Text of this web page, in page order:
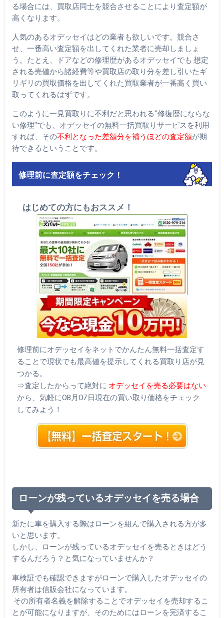
る場合には、買取店同士を競合させることにより査定額が
高くなります。
人気のあるオデッセイはどの業者も欲しいです。競合さ
せ、一番高い査定額を出してくれた業者に売却しましょ
う。たとえ、ドアなどの修理歴があるオデッセイでも 想定
される売値から諸経費等や買取店の取り分を差し引いたギ
リギリの買取価格を出してくれた買取業者が一番高く買い
取ってくれるはずです。
このように一見買取りに不利だと思われる“修復歴にならな
い修理”でも、オデッセイの無料一括買取りサービスを利用
すれば、その不利となった差額分を補うほどの査定額が期
待できるということです。
修理前に査定額をチェック！
はじめての方にもおススメ！
修理前にオデッセイをネットでかんたん無料一括査定す
ることで現状でも最高値を提示してくれる買取り店が見
つかる。
⇒査定したからって絶対に オデッセイを売る必要はない
から、気軽に08月07日現在の買い取り価格をチェック
してみよう！
ローンが残っているオデッセイを売る場合
新たに車を購入する際はローンを組んで購入される方が多
いと思います。
しかし、ローンが残っているオデッセイを売るときはどう
するんだろう？と気になっていませんか？
車検証でも確認できますがローンで購入したオデッセイの
所有者は信販会社になっています。
その所有者名義を解除することでオデッセイを売却するこ
とが可能になりますが、そのためにはローンを完済するこ